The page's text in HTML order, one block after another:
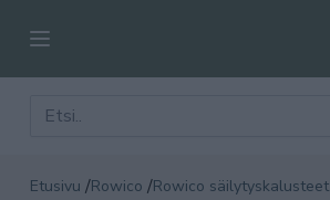
Etusivu /Rowico /Rowico säilytyskalusteet